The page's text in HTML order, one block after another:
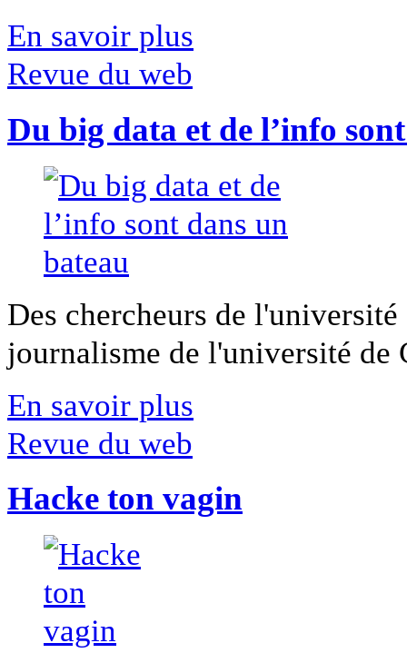
En savoir plus
Revue du web
Du big data et de l’info
Des chercheurs de
journalisme de l'université
En savoir plus
Revue du web
Hacke ton vagin